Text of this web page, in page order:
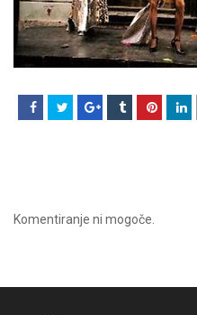
Komentiranje ni mogoče.